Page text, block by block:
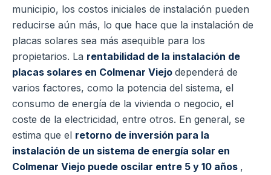
municipio, los costos iniciales de instalación pueden
reducirse aún más, lo que hace que la instalación de
placas solares sea más asequible para los
propietarios. La rentabilidad de la instalación de
placas solares en Colmenar Viejo dependerá de
varios factores, como la potencia del sistema, el
consumo de energía de la vivienda o negocio, el
coste de la electricidad, entre otros. En general, se
estima que el retorno de inversión para la
instalación de un sistema de energía solar en
Colmenar Viejo puede oscilar entre 5 y 10 años ,